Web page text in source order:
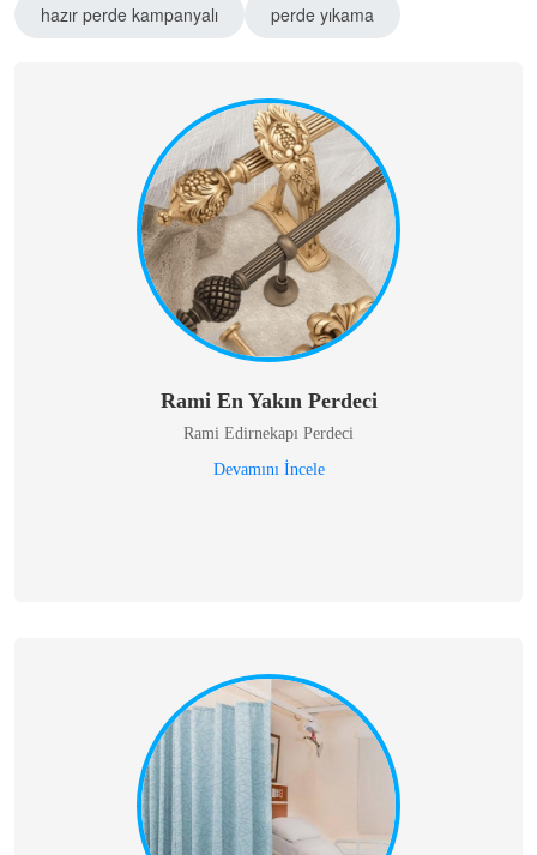
hazır perde kampanyalı
perde yıkama
Rami En Yakın Perdeci
Rami Edirnekapı Perdeci
Devamını İncele